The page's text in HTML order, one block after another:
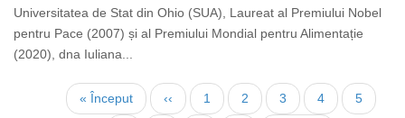
Universitatea de Stat din Ohio (SUA), Laureat al Premiului Nobel
pentru Pace (2007) și al Premiului Mondial pentru Alimentație
(2020), dna Iuliana...
Prima
« Început
Pagina
‹‹ Page
1 Page
2 Page
3 Page
4
Pagina
5